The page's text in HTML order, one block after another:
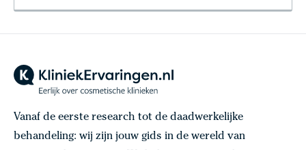
Vanaf de eerste research tot de daadwerkelijke
behandeling: wij zijn jouw gids in de wereld van